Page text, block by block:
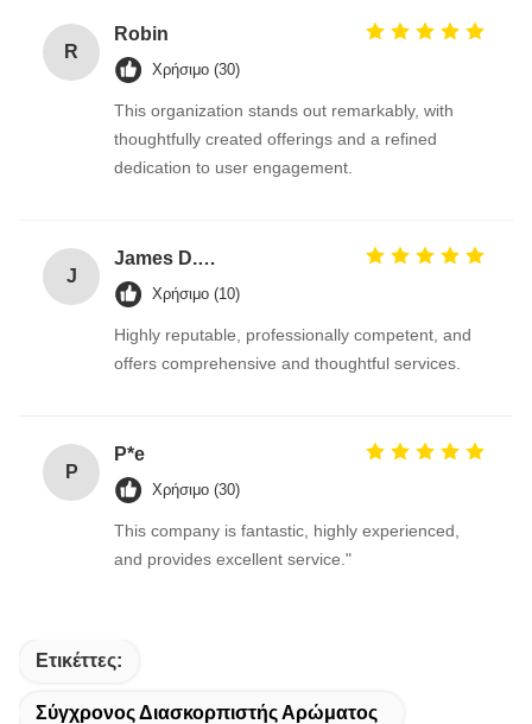
R
Robin
Χρήσιμο (30)
This organization stands out remarkably, with
thoughtfully created offerings and a refined
dedication to user engagement.
J
James D.Roberts
Χρήσιμο (10)
Highly reputable, professionally competent, and
offers comprehensive and thoughtful services.
P
P*e
Χρήσιμο (30)
This company is fantastic, highly experienced,
and provides excellent service."
Ετικέττες:
Σύγχρονος Διασκορπιστής Αρώματος